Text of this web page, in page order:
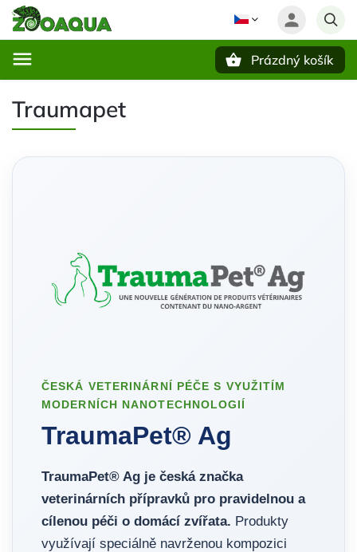
Prázdný košík
Traumapet
ČESKÁ VETERINÁRNÍ PÉČE S VYUŽITÍM
MODERNÍCH NANOTECHNOLOGIÍ
TraumaPet® Ag
TraumaPet® Ag je česká značka
veterinárních přípravků pro pravidelnou a
cílenou péči o domácí zvířata. Produkty
využívají speciálně navrženou kompozici